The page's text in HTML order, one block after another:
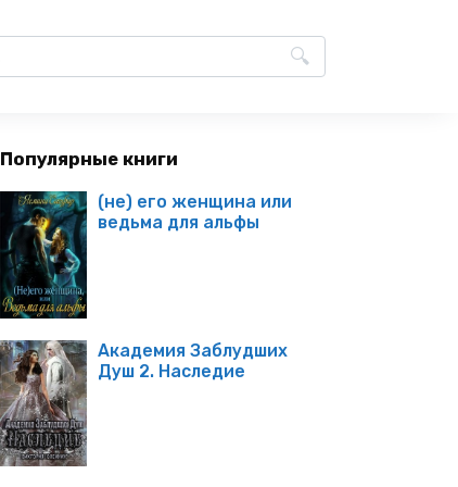
Популярные книги
(не) его женщина или
ведьма для альфы
Академия Заблудших
Душ 2. Наследие